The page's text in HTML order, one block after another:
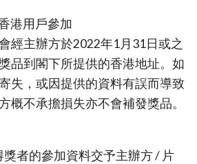
港用戶參加
經主辦方於2022年1月31日或之
品到閣下所提供的香港地址。如
失，或因提供的資料有誤而導致
概不承擔損失亦不會補發獎品。
獎者的參加資料交予主辦方 / 片